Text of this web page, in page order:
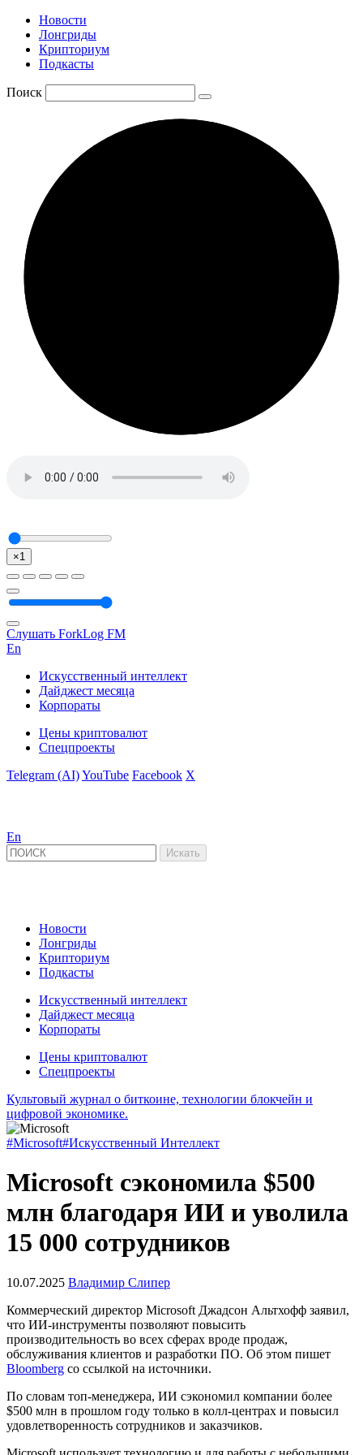
Новости
Лонгриды
Крипториум
Подкасты
Поиск
×1
Слушать ForkLog FM
En
Искусственный интеллект
Дайджест месяца
Корпораты
Цены криптовалют
Спецпроекты
Telegram (AI)YouTube Facebook X
En
Новости
Лонгриды
Крипториум
Подкасты
Искусственный интеллект
Дайджест месяца
Корпораты
Цены криптовалют
Спецпроекты
Культовый журнал о биткоине, технологии блокчейн и
цифровой экономике.
#Microsoft#Искусственный Интеллект
Microsoft сэкономила $500
млн благодаря ИИ и уволила
15 000 сотрудников
10.07.2025 Владимир Слипер
Коммерческий директор Microsoft Джадсон Альтхофф заявил,
что ИИ-инструменты позволяют повысить
производительность во всех сферах вроде продаж,
обслуживания клиентов и разработки ПО. Об этом пишет
Bloomberg со ссылкой на источники.
По словам топ-менеджера, ИИ сэкономил компании более
$500 млн в прошлом году только в колл-центрах и повысил
удовлетворенность сотрудников и заказчиков.